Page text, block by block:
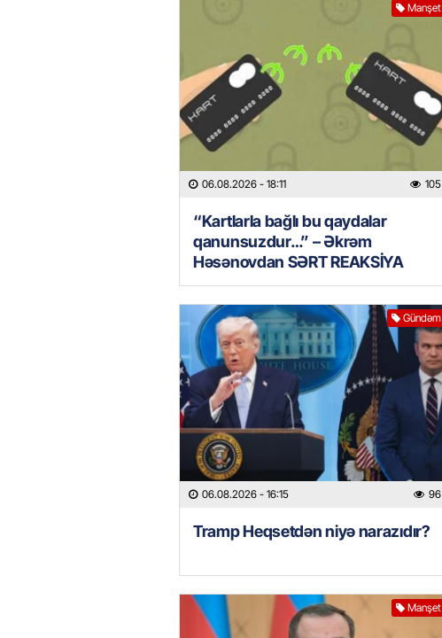
Manşet
06.08.2026 - 18:11 105
“Kartlarla bağlı bu qaydalar
qanunsuzdur…” – Əkrəm
Həsənovdan SƏRT REAKSİYA
Gündəm
06.08.2026 - 16:15 96
Tramp Heqsetdən niyə narazıdır?
Manşet